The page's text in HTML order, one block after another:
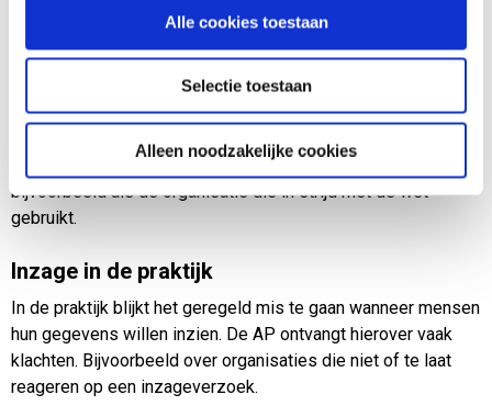
Alle cookies toestaan
Selectie toestaan
Alleen noodzakelijke cookies
Andere privacyrechten
Hebben mensen inzage gekregen in hun gegevens, dan
kunnen zij hun andere privacyrechten gebruiken. Zij kunnen
wijzigen als die niet kloppen. Of om hun gegevens te wissen,
bijvoorbeeld als de organisatie die in strijd met de wet
gebruikt.
Inzage in de praktijk
In de praktijk blijkt het geregeld mis te gaan wanneer mensen
hun gegevens willen inzien. De AP ontvangt hierover vaak
klachten. Bijvoorbeeld over organisaties die niet of te laat
reageren op een inzageverzoek.